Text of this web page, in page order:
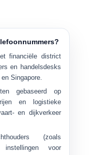
financiële district
en handelsdesks
Singapore.
gebaseerd op
en logistieke
en dijkverkeer
(zoals
instellingen voor